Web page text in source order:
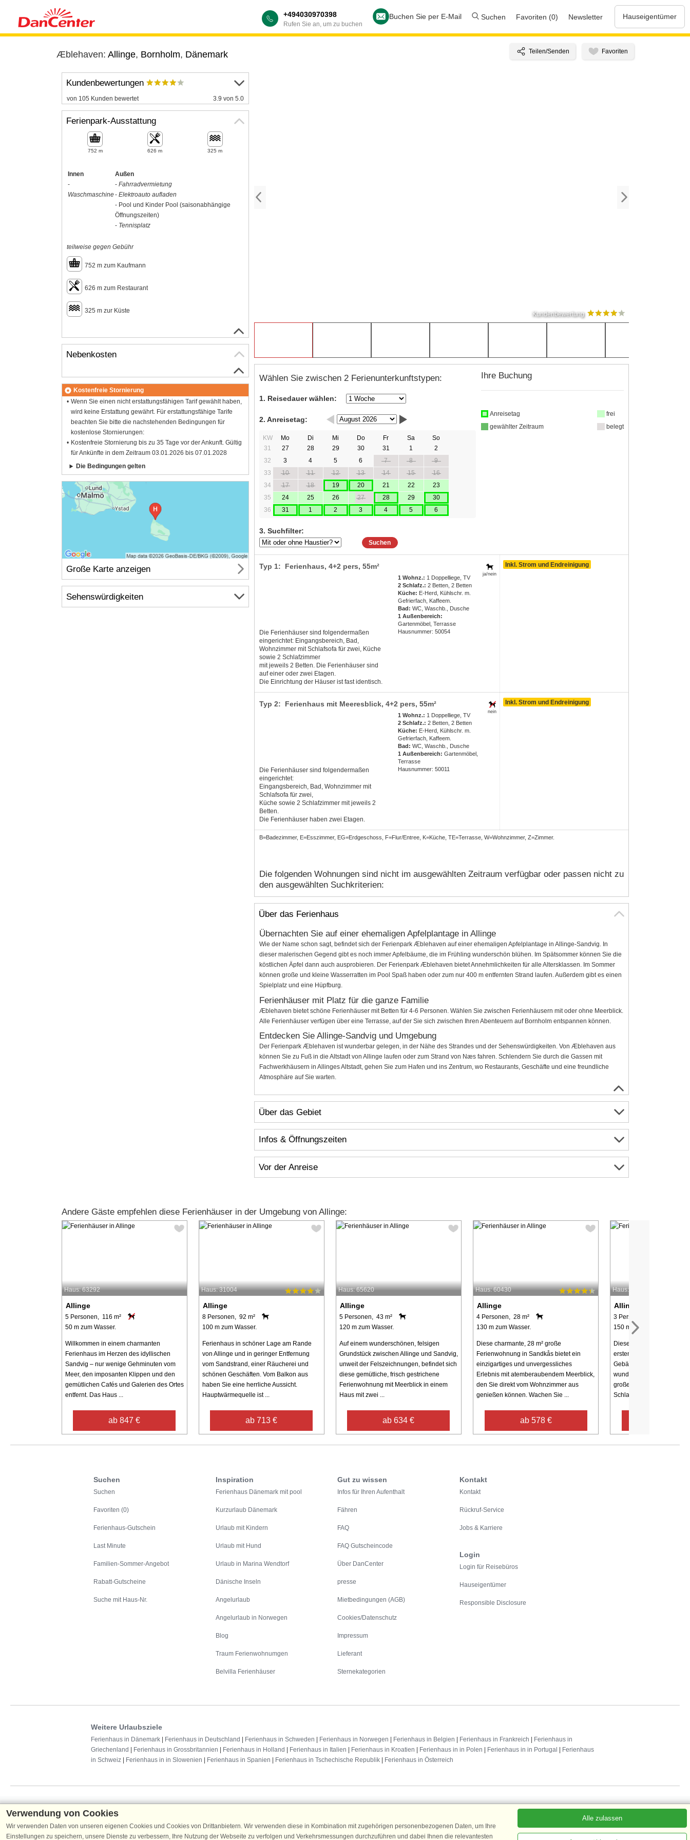
+494030970398
Rufen Sie an, um zu buchen
Buchen Sie per E-Mail Suchen Favoriten (0) Newsletter Hauseigentümer
Æblehaven: Allinge, Bornholm, Dänemark
Kundenbewertung
Wählen Sie zwischen 2 Ferienunterkunftstypen:
1. Reisedauer wählen:
2. Anreisetag:
KW Mo Di Mi Do Fr Sa
So
31
27 28 29 30 31 1
2
32
3 4 5 6 7 8
9
33
10 11 12 13 14 15
16
34
17 18 19 20 21 22
23
35
24 25 26 27 28 29
30
36
31 1 2 3 4 5 6
Ihre Buchung
Anreisetag
gewählter Zeitraum
frei
belegt
3. Suchfilter:
Suchen
ja/nein
Typ 1: Ferienhaus, 4+2 pers, 55m²
1 Wohnz.: 1 Doppelliege, TV
2 Schlafz.: 2 Betten, 2 Betten
Küche: E-Herd, Kühlschr. m.
Gefrierfach, Kaffeem.
Bad: WC, Waschb., Dusche
1 Außenbereich:
Gartenmöbel, Terrasse
Hausnummer: 50054
Die Ferienhäuser sind folgendermaßen
eingerichtet: Eingangsbereich, Bad,
Wohnzimmer mit Schlafsofa für zwei, Küche
sowie 2 Schlafzimmer
mit jeweils 2 Betten. Die Ferienhäuser sind
auf einer oder zwei Etagen.
Die Einrichtung der Häuser ist fast identisch.
Inkl. Strom und Endreinigung
nein
Typ 2: Ferienhaus mit Meeresblick, 4+2 pers, 55m²
1 Wohnz.: 1 Doppelliege, TV
2 Schlafz.: 2 Betten, 2 Betten
Küche: E-Herd, Kühlschr. m.
Gefrierfach, Kaffeem.
Bad: WC, Waschb., Dusche
1 Außenbereich: Gartenmöbel,
Terrasse
Hausnummer: 50011
Die Ferienhäuser sind folgendermaßen
eingerichtet:
Eingangsbereich, Bad, Wohnzimmer mit
Schlafsofa für zwei,
Küche sowie 2 Schlafzimmer mit jeweils 2
Betten.
Die Ferienhäuser haben zwei Etagen.
Inkl. Strom und Endreinigung
B=Badezimmer, E=Esszimmer, EG=Erdgeschoss, F=Flur/Entree, K=Küche, TE=Terrasse, W=Wohnzimmer, Z=Zimmer.
Die folgenden Wohnungen sind nicht im ausgewählten Zeitraum verfügbar oder passen nicht zu
den ausgewählten Suchkriterien:
Über das Ferienhaus
Übernachten Sie auf einer ehemaligen Apfelplantage in Allinge
Wie der Name schon sagt, befindet sich der Ferienpark Æblehaven auf einer ehemaligen Apfelplantage in Allinge-Sandvig. In
dieser malerischen Gegend gibt es noch immer Apfelbäume, die im Frühling wunderschön blühen. Im Spätsommer können Sie die
köstlichen Äpfel dann auch ausprobieren. Der Ferienpark Æblehaven bietet Annehmlichkeiten für alle Altersklassen. Im Sommer
können große und kleine Wasserratten im Pool Spaß haben oder zum nur 400 m entfernten Strand laufen. Außerdem gibt es einen
Spielplatz und eine Hüpfburg.
Ferienhäuser mit Platz für die ganze Familie
Æblehaven bietet schöne Ferienhäuser mit Betten für 4-6 Personen. Wählen Sie zwischen Ferienhäusern mit oder ohne Meerblick.
Alle Ferienhäuser verfügen über eine Terrasse, auf der Sie sich zwischen Ihren Abenteuern auf Bornholm entspannen können.
Entdecken Sie Allinge-Sandvig und Umgebung
Der Ferienpark Æblehaven ist wunderbar gelegen, in der Nähe des Strandes und der Sehenswürdigkeiten. Von Æblehaven aus
können Sie zu Fuß in die Altstadt von Allinge laufen oder zum Strand von Næs fahren. Schlendern Sie durch die Gassen mit
Fachwerkhäusern in Allinges Altstadt, gehen Sie zum Hafen und ins Zentrum, wo Restaurants, Geschäfte und eine freundliche
Atmosphäre auf Sie warten.
Über das Gebiet
Infos & Öffnungszeiten
Vor der Anreise
Kundenbewertungen
von 105 Kunden bewertet 3.9 von 5.0
Ferienpark-Ausstattung
752 m 626 m 325 m
Innen
-
Waschmaschine
Außen
- Fahrradvermietung
- Elektroauto aufladen
- Pool und Kinder Pool (saisonabhängige
Öffnungszeiten)
- Tennisplatz
teilweise gegen Gebühr
752 m zum Kaufmann
626 m zum Restaurant
325 m zur Küste
Nebenkosten
Kostenfreie Stornierung
Wenn Sie einen nicht erstattungsfähigen Tarif gewählt haben,
wird keine Erstattung gewährt. Für erstattungsfähige Tarife
beachten Sie bitte die nachstehenden Bedingungen für
kostenlose Stornierungen:
Kostenfreie Stornierung bis zu 35 Tage vor der Ankunft. Gültig
für Ankünfte in dem Zeitraum 03.01.2026 bis 07.01.2028
Die Bedingungen gelten
Große Karte anzeigen
Sehenswürdigkeiten
Andere Gäste empfehlen diese Ferienhäuser in der Umgebung von Allinge:
Haus: 63292
Allinge
5 Personen, 116 m²
50 m zum Wasser.
Willkommen in einem charmanten
Ferienhaus im Herzen des idyllischen
Sandvig – nur wenige Gehminuten vom
Meer, den imposanten Klippen und den
gemütlichen Cafés und Galerien des Ortes
entfernt. Das Haus ...
ab 847 €
Haus: 31004
Allinge
8 Personen, 92 m²
100 m zum Wasser.
Ferienhaus in schöner Lage am Rande
von Allinge und in geringer Entfernung
vom Sandstrand, einer Räucherei und
schönen Geschäften. Vom Balkon aus
haben Sie eine herrliche Aussicht.
Hauptwärmequelle ist ...
ab 713 €
Haus: 65620
Allinge
5 Personen, 43 m²
120 m zum Wasser.
Auf einem wunderschönen, felsigen
Grundstück zwischen Allinge und Sandvig,
unweit der Felszeichnungen, befindet sich
diese gemütliche, frisch gestrichene
Ferienwohnung mit Meerblick in einem
Haus mit zwei ...
ab 634 €
Haus: 60430
Allinge
4 Personen, 28 m²
130 m zum Wasser.
Diese charmante, 28 m² große
Ferienwohnung in Sandkås bietet ein
einzigartiges und unvergessliches
Erlebnis mit atemberaubendem Meerblick,
den Sie direkt vom Wohnzimmer aus
genießen können. Wachen Sie ...
ab 578 €
Haus: 64286
Allinge
3 Personen, 57 m²
150 m zum Wasser.
Diese gepflegte
ersten Stock eines
Gebäudes gelegen, bietet
wunderschönen Meerblick!
große Wohnung verfügt
Schlafzimmer und drei
Suchen
Suchen
Favoriten (0)
Ferienhaus-Gutschein
Last Minute
Familien-Sommer-Angebot
Rabatt-Gutscheine
Suche mit Haus-Nr.
Inspiration
Ferienhaus Dänemark mit pool
Kurzurlaub Dänemark
Urlaub mit Kindern
Urlaub mit Hund
Urlaub in Marina Wendtorf
Dänische Inseln
Angelurlaub
Angelurlaub in Norwegen
Blog
Traum Ferienwohnumgen
Belvilla Ferienhäuser
Gut zu wissen
Infos für Ihren Aufenthalt
Fähren
FAQ
FAQ Gutscheincode
Über DanCenter
presse
Mietbedingungen (AGB)
Cookies/Datenschutz
Impressum
Lieferant
Sternekategorien
Kontakt
Kontakt
Rückruf-Service
Jobs & Karriere
Login
Login für Reisebüros
Hauseigentümer
Responsible Disclosure
Weitere Urlaubsziele
Ferienhaus in Dänemark Ferienhaus in Deutschland Ferienhaus in Schweden Ferienhaus in Norwegen Ferienhaus in Belgien Ferienhaus in Frankreich
Ferienhaus in
Griechenland
Ferienhaus in Grossbritannien Ferienhaus in Holland Ferienhaus in Italien Ferienhaus in Kroatien Ferienhaus in in Polen Ferienhaus in in Portugal
Ferienhaus
in Schweiz
Ferienhaus in in Slowenien Ferienhaus in Spanien Ferienhaus in Tschechische Republik Ferienhaus in Österreich
Ferienhausurlaub - melden Sie sich einfach für den DanCenter Newsletter an.
Newsletter abonnieren
Verwendung von Cookies
Wir verwenden Daten von unseren eigenen Cookies und Cookies von Drittanbietern. Wir verwenden diese in Kombination mit zugehörigen personenbezogenen Daten, um Ihre
Einstellungen zu speichern, unsere Dienste zu verbessern, Ihre Nutzung der Webseite zu verfolgen und Verkehrsmessungen durchzuführen und dabei Ihnen die relevantesten
Alle zulassen